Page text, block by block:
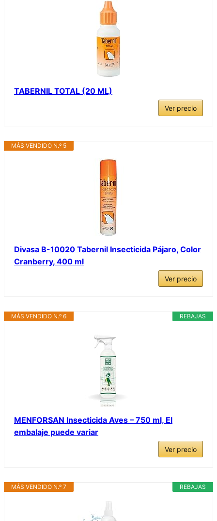
TABERNIL TOTAL (20 ML)
Ver precio
MÁS VENDIDO N.º 5
Divasa B-10020 Tabernil Insecticida Pájaro, Color
Cranberry, 400 ml
Ver precio
REBAJAS
MÁS VENDIDO N.º 6
MENFORSAN Insecticida Aves – 750 ml, El
embalaje puede variar
Ver precio
REBAJAS
MÁS VENDIDO N.º 7